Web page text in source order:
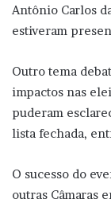
Antônio Carlos
estiveram
Outro tema
impactos nas
puderam
lista fechada,
O sucesso do
outras Câmaras